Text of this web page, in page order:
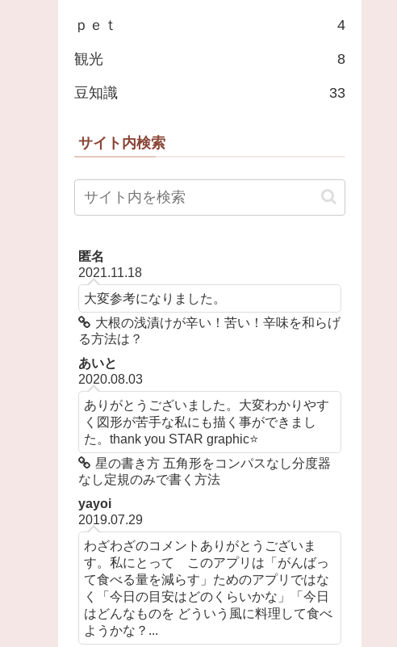
ｐｅｔ 4
観光 8
豆知識 33
サイト内検索
匿名
2021.11.18
大変参考になりました。
大根の浅漬けが辛い！苦い！辛味を和らげ
る方法は？
あいと
2020.08.03
ありがとうございました。大変わかりやす
く図形が苦手な私にも描く事ができまし
た。thank you STAR graphic⭐️
星の書き方 五角形をコンパスなし分度器
なし定規のみで書く方法
yayoi
2019.07.29
わざわざのコメントありがとうございま
す。私にとって このアプリは「がんばっ
て食べる量を減らす」ためのアプリではな
く「今日の目安はどのくらいかな」「今日
はどんなものを どういう風に料理して食べ
ようかな？...